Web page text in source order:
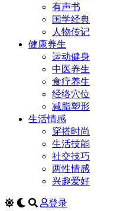
有声书
国学经典
人物传记
健康养生
运动健身
中医养生
食疗养生
经络穴位
减脂塑形
生活情感
穿搭时尚
生活技能
社交技巧
两性情感
兴趣爱好
登录